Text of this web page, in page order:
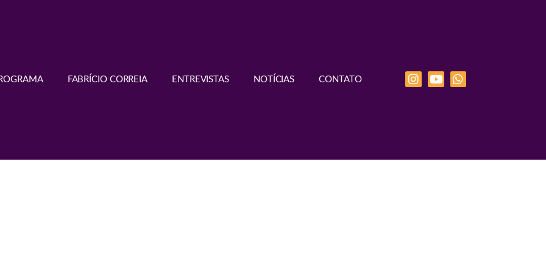
FABRÍCIO CORREIA ENTREVISTAS NOTÍCIAS CONTATO